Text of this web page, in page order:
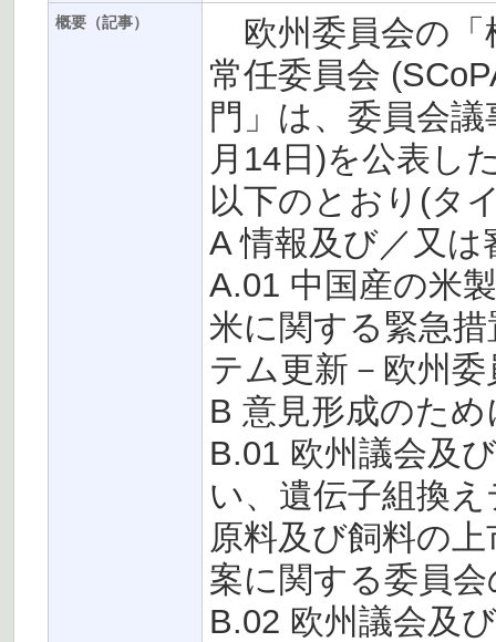
概要（記事）
欧州委員会の「
常任委員会
門」は、委員会
月14日)を公表し
以下のとおり(タ
A 情報及び／又は
A.01 中国産の米
米に関する緊急
テム更新－欧州
B 意見形成のた
B.01 欧州議会及
い、遺伝子組換
原料及び飼料の
案に関する委員
B.02 欧州議会及